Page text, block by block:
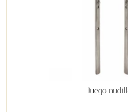
Juego